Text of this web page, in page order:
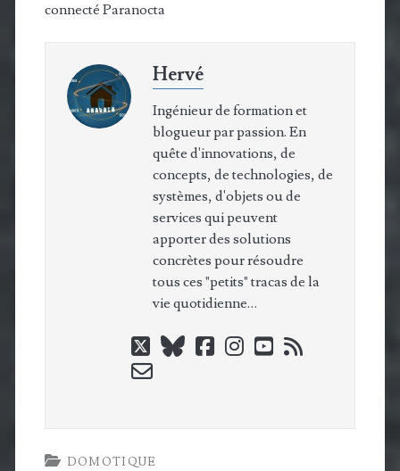
connecté Paranocta
Hervé
Ingénieur de formation et
blogueur par passion. En
quête d'innovations, de
concepts, de technologies, de
systèmes, d'objets ou de
services qui peuvent
apporter des solutions
concrètes pour résoudre
tous ces "petits" tracas de la
vie quotidienne…
twitterblueskyfacebook
instagram
youtube
rss
email-
DOMOTIQUE